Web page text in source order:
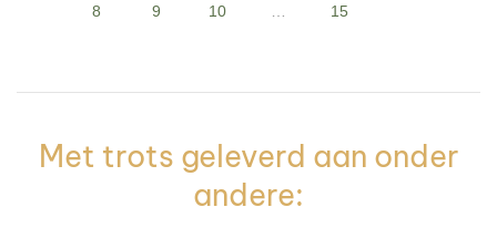
8
9 10 15
Met trots geleverd aan onder
andere: